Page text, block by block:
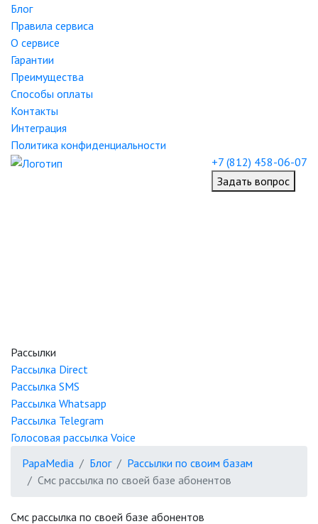
Блог
Правила сервиса
О сервисе
Гарантии
Преимущества
Способы оплаты
Контакты
Интеграция
Политика конфиденциальности
+7 (812) 458-06-07
Задать вопрос
Рассылки
Рассылка Direct
Рассылка SMS
Рассылка Whatsapp
Рассылка Telegram
Голосовая рассылка Voice
PapaMedia
Блог
Рассылки по своим базам
Смс рассылка по своей базе абонентов
Смс рассылка по своей базе абонентов